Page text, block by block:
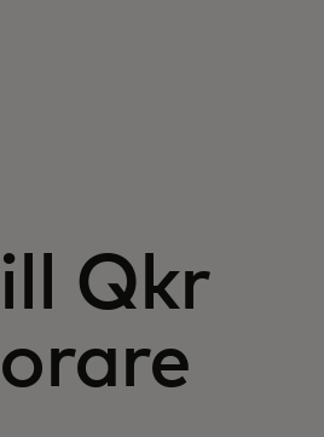
Qkr